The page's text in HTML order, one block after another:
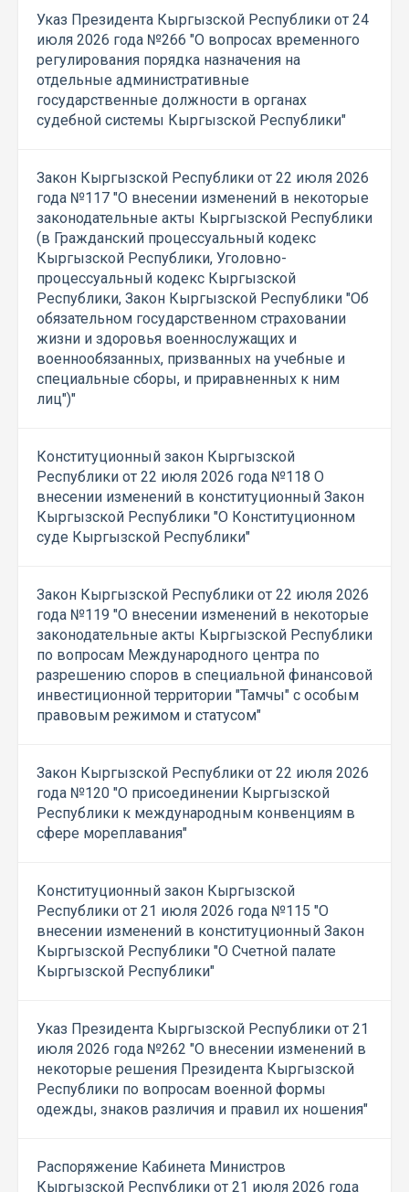
Указ Президента Кыргызской Республики от 24
июля 2026 года №266 "О вопросах временного
регулирования порядка назначения на
отдельные административные
государственные должности в органах
судебной системы Кыргызской Республики"
Закон Кыргызской Республики от 22 июля 2026
года №117 "О внесении изменений в некоторые
законодательные акты Кыргызской Республики
(в Гражданский процессуальный кодекс
Кыргызской Республики, Уголовно-
процессуальный кодекс Кыргызской
Республики, Закон Кыргызской Республики "Об
обязательном государственном страховании
жизни и здоровья военнослужащих и
военнообязанных, призванных на учебные и
специальные сборы, и приравненных к ним
лиц")"
Конституционный закон Кыргызской
Республики от 22 июля 2026 года №118 О
внесении изменений в конституционный Закон
Кыргызской Республики "О Конституционном
суде Кыргызской Республики"
Закон Кыргызской Республики от 22 июля 2026
года №119 "О внесении изменений в некоторые
законодательные акты Кыргызской Республики
по вопросам Международного центра по
разрешению споров в специальной финансовой
инвестиционной территории "Тамчы" с особым
правовым режимом и статусом"
Закон Кыргызской Республики от 22 июля 2026
года №120 "О присоединении Кыргызской
Республики к международным конвенциям в
сфере мореплавания"
Конституционный закон Кыргызской
Республики от 21 июля 2026 года №115 "О
внесении изменений в конституционный Закон
Кыргызской Республики "О Счетной палате
Кыргызской Республики"
Указ Президента Кыргызской Республики от 21
июля 2026 года №262 "О внесении изменений в
некоторые решения Президента Кыргызской
Республики по вопросам военной формы
одежды, знаков различия и правил их ношения"
Распоряжение Кабинета Министров
Кыргызской Республики от 21 июля 2026 года